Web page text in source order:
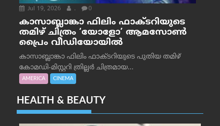
Jul 19, 2026 . 0
കാസാബ്ലാങ്കാ ഫിലിം ഫാക്ടറിയുടെ
തമിഴ് ചിത്രം ‘യോളോ’ ആമസോൺ
പ്രൈം വീഡിയോയിൽ
കാസാബ്ലാങ്കാ ഫിലിം ഫാക്ടറിയുടെ പുതിയ തമിഴ്
കോമഡി-മിസ്റ്ററി ത്രില്ലർ ചിത്രമായ...
AMERICA CINEMA
HEALTH & BEAUTY